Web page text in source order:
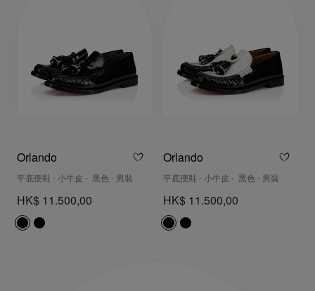
Orlando
平底便鞋 - 小牛皮 - 黑色 - 男裝
HK$ 11.500,00
Orlando
平底便鞋 - 小牛皮 - 黑色 - 男裝
HK$ 11.500,00